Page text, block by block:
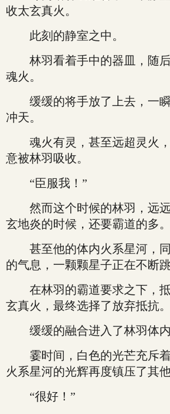
收太玄真火。
此刻的静室之中。
林羽看着手中的器皿，随后
魂火。
缓缓的将手放了上去，一瞬
冲天。
魂火有灵，甚至远超灵火，
意被林羽吸收。
“臣服我！”
然而这个时候的林羽，远远
玄地炎的时候，还要霸道的多。
甚至他的体内火系星河，同
的气息，一颗颗星子正在不断跳
在林羽的霸道要求之下，抵
玄真火，最终选择了放弃抵抗。
缓缓的融合进入了林羽体内
霎时间，白色的光芒充斥着
火系星河的光辉再度镇压了其
“很好！”